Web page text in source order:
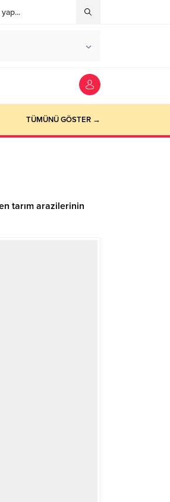
TÜMÜNÜ GÖSTER →
tarım arazilerinin